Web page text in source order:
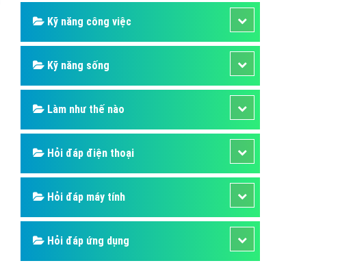
Kỹ năng công việc
Kỹ năng sống
Làm như thế nào
Hỏi đáp điện thoại
Hỏi đáp máy tính
Hỏi đáp ứng dụng